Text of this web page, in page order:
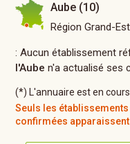
Aube (10)
Région Grand-Est
: Aucun établissement
l'Aube n'a actualisé ses
(*) L'annuaire est en
Seuls les
confirmées